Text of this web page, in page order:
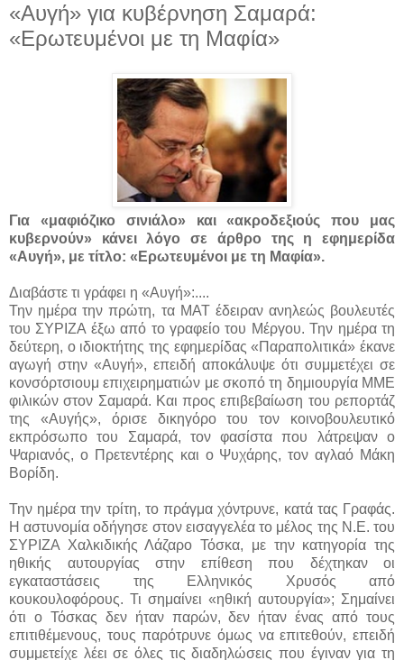
«Αυγή» για κυβέρνηση Σαμαρά:
«Ερωτευμένοι με τη Μαφία»
Για «μαφιόζικο σινιάλο» και «ακροδεξιούς που μας
κυβερνούν» κάνει λόγο σε άρθρο της η εφημερίδα
«Αυγή», με τίτλο: «Ερωτευμένοι με τη Μαφία».
Διαβάστε τι γράφει η «Αυγή»:....
Την ημέρα την πρώτη, τα ΜΑΤ έδειραν ανηλεώς βουλευτές
του ΣΥΡΙΖΑ έξω από το γραφείο του Μέργου. Την ημέρα τη
δεύτερη, ο ιδιοκτήτης της εφημερίδας «Παραπολιτικά» έκανε
αγωγή στην «Αυγή», επειδή αποκάλυψε ότι συμμετέχει σε
κονσόρτσιουμ επιχειρηματιών με σκοπό τη δημιουργία ΜΜΕ
φιλικών στον Σαμαρά. Και προς επιβεβαίωση του ρεπορτάζ
της «Αυγής», όρισε δικηγόρο του τον κοινοβουλευτικό
εκπρόσωπο του Σαμαρά, τον φασίστα που λάτρεψαν ο
Ψαριανός, ο Πρετεντέρης και ο Ψυχάρης, τον αγλαό Μάκη
Βορίδη.
Την ημέρα την τρίτη, το πράγμα χόντρυνε, κατά τας Γραφάς.
Η αστυνομία οδήγησε στον εισαγγελέα το μέλος της Ν.Ε. του
ΣΥΡΙΖΑ Χαλκιδικής Λάζαρο Τόσκα, με την κατηγορία της
ηθικής αυτουργίας στην επίθεση που δέχτηκαν οι
εγκαταστάσεις της Ελληνικός Χρυσός από
κουκουλοφόρους. Τι σημαίνει «ηθική αυτουργία»; Σημαίνει
ότι ο Τόσκας δεν ήταν παρών, δεν ήταν ένας από τους
επιτιθέμενους, τους παρότρυνε όμως να επιτεθούν, επειδή
συμμετείχε λέει σε όλες τις διαδηλώσεις που έγιναν για τη